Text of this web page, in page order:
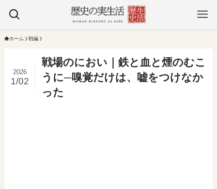
ホーム 戦編
戦場のにおい｜鉄と血と煙のむこ
うに─嗅覚だけは、嘘をつけなか
った
2026
1/02